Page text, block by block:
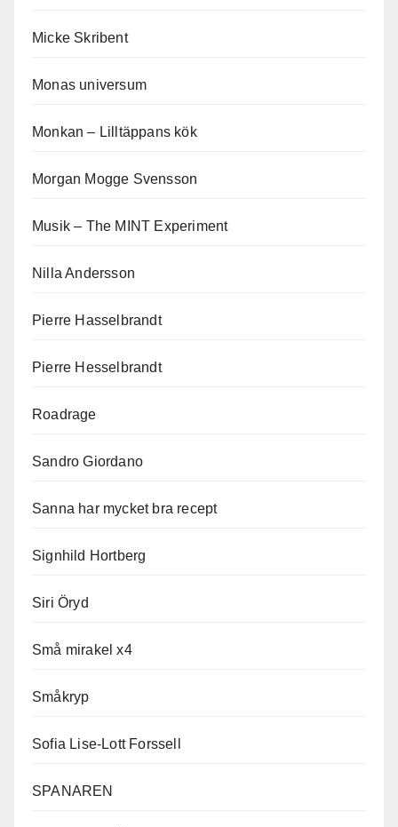
Micke Skribent
Monas universum
Monkan – Lilltäppans kök
Morgan Mogge Svensson
Musik – The MINT Experiment
Nilla Andersson
Pierre Hasselbrandt
Pierre Hesselbrandt
Roadrage
Sandro Giordano
Sanna har mycket bra recept
Signhild Hortberg
Siri Öryd
Små mirakel x4
Småkryp
Sofia Lise-Lott Forssell
SPANAREN